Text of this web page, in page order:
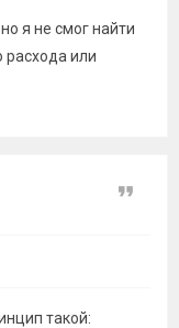
я не смог найти
расхода или
Цитата
такой: